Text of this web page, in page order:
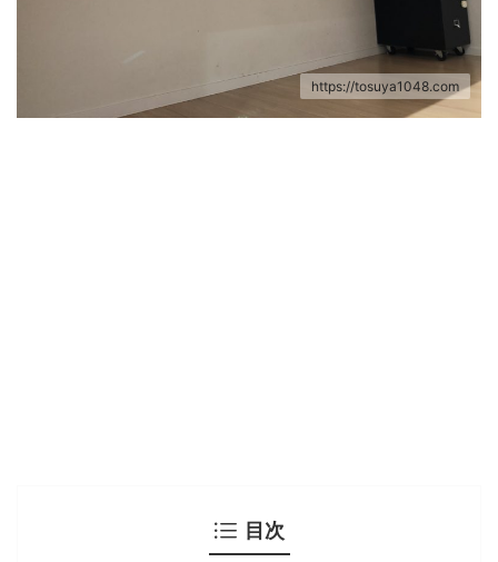
https://tosuya1048.com
目次